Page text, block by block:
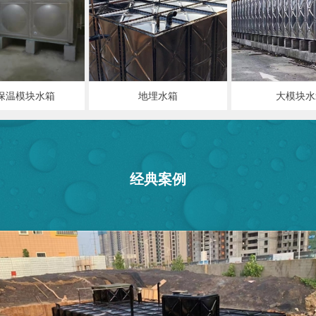
温模块水箱 地埋水箱 大模块